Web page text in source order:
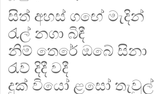
සිත් අහස් ගඟේ මැදින්
රැල් නගා බිඳී
නිම් තෙරේ ඔබේ සිනා
රැව් දිදී වදී
දුක් වියෝ ළසෝ තැවුල්